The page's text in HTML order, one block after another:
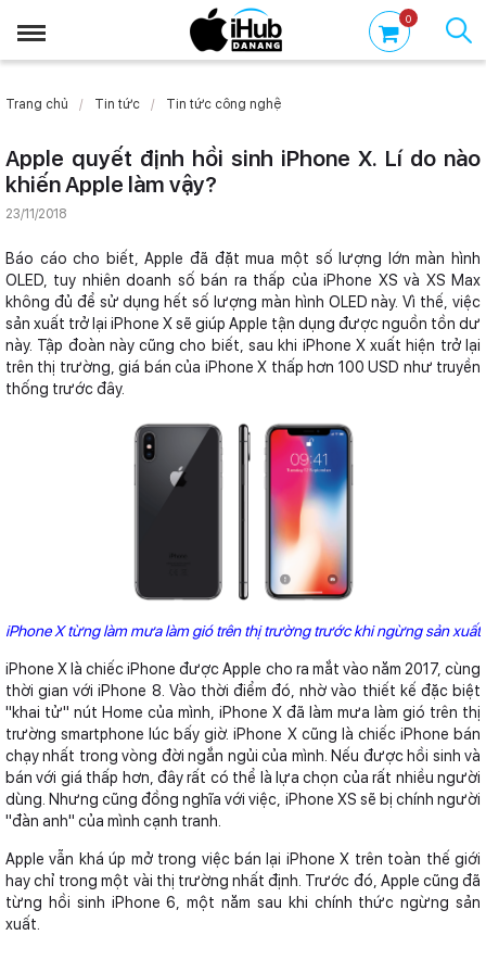
0
Trang chủ Tin tức Tin tức công nghệ
Apple quyết định hồi sinh iPhone X. Lí do nào
khiến Apple làm vậy?
23/11/2018
Báo cáo cho biết, Apple đã đặt mua một số lượng lớn màn hình
OLED, tuy nhiên doanh số bán ra thấp của iPhone XS và XS Max
không đủ để sử dụng hết số lượng màn hình OLED này. Vì thế, việc
sản xuất trở lại iPhone X sẽ giúp Apple tận dụng được nguồn tồn dư
này. Tập đoàn này cũng cho biết, sau khi iPhone X xuất hiện trở lại
trên thị trường, giá bán của iPhone X thấp hơn 100 USD như truyền
thống trước đây.
iPhone X từng làm mưa làm gió trên thị trường trước khi ngừng sản xuất
iPhone X là chiếc iPhone được Apple cho ra mắt vào năm 2017, cùng
thời gian với iPhone 8. Vào thời điểm đó, nhờ vào thiết kế đặc biệt
"khai tử" nút Home của mình, iPhone X đã làm mưa làm gió trên thị
trường smartphone lúc bấy giờ. iPhone X cũng là chiếc iPhone bán
chạy nhất trong vòng đời ngắn ngủi của mình. Nếu được hồi sinh và
bán với giá thấp hơn, đây rất có thể là lựa chọn của rất nhiều người
dùng. Nhưng cũng đồng nghĩa với việc, iPhone XS sẽ bị chính người
"đàn anh" của mình cạnh tranh.
Apple vẫn khá úp mở trong việc bán lại iPhone X trên toàn thế giới
hay chỉ trong một vài thị trường nhất định. Trước đó, Apple cũng đã
từng hồi sinh iPhone 6, một năm sau khi chính thức ngừng sản
xuất.